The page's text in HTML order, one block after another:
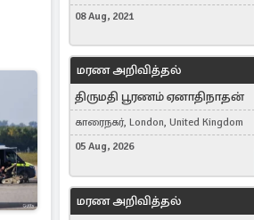
08 Aug, 2021
மரண அறிவித்தல்
திருமதி பூரணம் ஏனாதிநாதன்
காரைநகர், London, United Kingdom
05 Aug, 2026
மரண அறிவித்தல்